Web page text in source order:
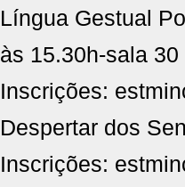
Língua Gestual
às 15.30h-sala 30
Inscrições:
Despertar dos
Inscrições: